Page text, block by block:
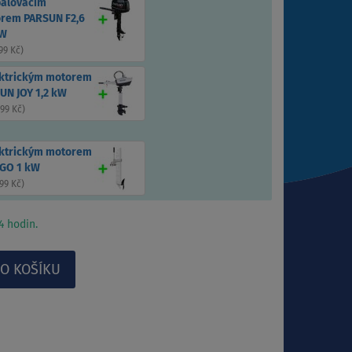
PARSUN F2,6
Kč)
motorem
JOY 1,2 kW
Kč)
motorem
1 kW
Kč)
hodin.